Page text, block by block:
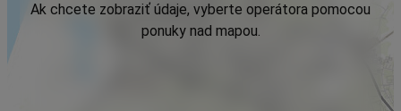
Ak chcete zobraziť údaje, vyberte operátora pomocou
ponuky nad mapou.